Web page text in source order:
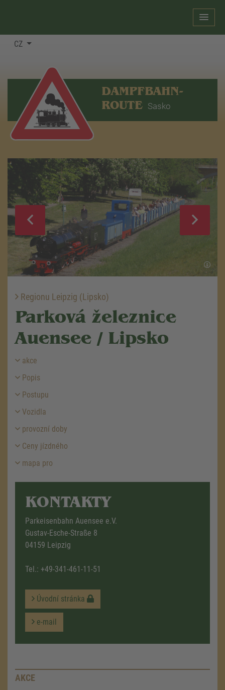
CZ
DAMPFBAHN-
ROUTE Sasko
Regionu Leipzig (Lipsko)
Parková železnice
Auensee / Lipsko
akce
Popis
Postupu
Vozidla
provozní doby
Ceny jízdného
mapa pro
KONTAKTY
Parkeisenbahn Auensee e.V.
Gustav-Esche-Straße 8
04159 Leipzig
Tel.: +49-341-461-11-51
Úvodní stránka
e-mail
AKCE